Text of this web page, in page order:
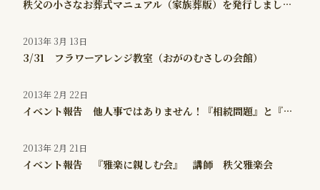
秩父の小さなお葬式マニュアル（家族葬版）を発行しました。
2013年 3月 13日
3/31 フラワーアレンジ教室（おがのむさしの会館）
2013年 2月 22日
イベント報告 他人事ではありません！『相続問題』と『遺言書』
2013年 2月 21日
イベント報告 『雅楽に親しむ会』 講師 秩父雅楽会